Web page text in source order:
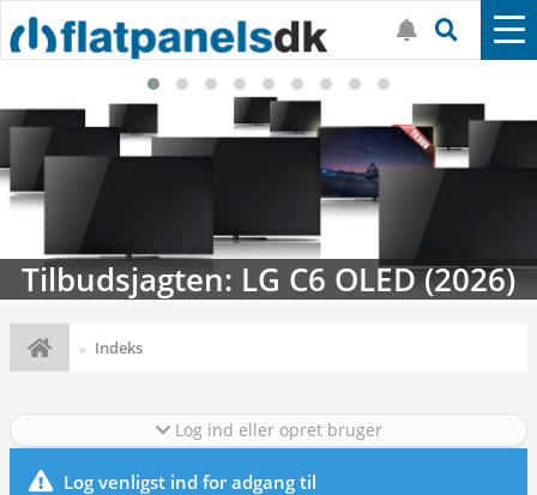
Tilbudsjagten: LG C6 OLED (2026)
Indeks
Log ind eller opret bruger
Log venligst ind for adgang til